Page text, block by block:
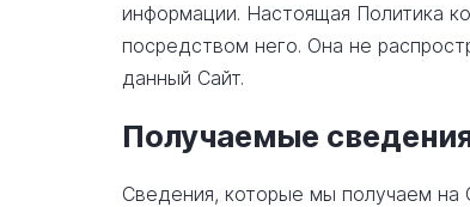
информации. Настоящая Политика
посредством него. Она не
данный Сайт.
Получаемые
Сведения, которые мы получаем на